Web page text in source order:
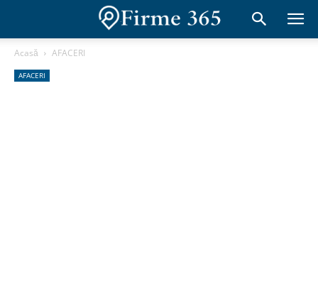
Acasă AFACERI
AFACERI